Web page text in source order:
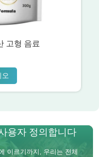
고형 음료
용자 정의합니다
이르기까지, 우리는 전체